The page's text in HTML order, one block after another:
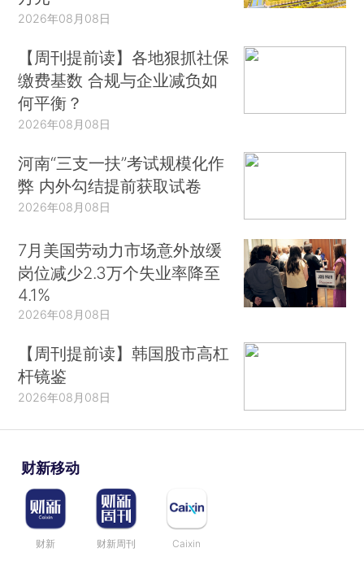
2026年08月08日
【周刊提前读】各地狠抓社保
缴费基数 合规与企业减负如
何平衡？
2026年08月08日
河南“三支一扶”考试规模化作
弊 内外勾结提前获取试卷
2026年08月08日
7月美国劳动力市场意外放缓
岗位减少2.3万个失业率降至
4.1%
2026年08月08日
【周刊提前读】韩国股市高杠
杆镜鉴
2026年08月08日
财新移动
财新 财新周刊 Caixin